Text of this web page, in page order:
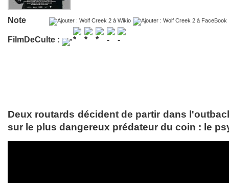
Note
FilmDeCulte :
Deux routards décident de partir dans
sur le plus dangereux prédateur du coin : le